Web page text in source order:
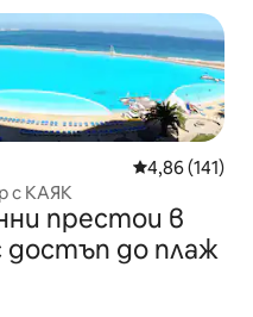
Средна
4,86 (141)
с КАЯК
престои в
достъп до плаж